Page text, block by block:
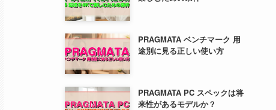
PRAGMATA ベンチマーク 用
途別に見る正しい使い方
PRAGMATA PC スペックは将
来性があるモデルか？